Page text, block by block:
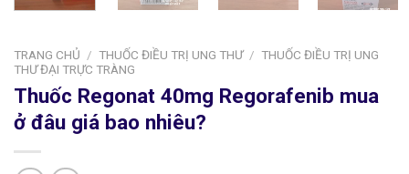
TRANG CHỦ / THUỐC ĐIỀU TRỊ UNG THƯ / THUỐC ĐIỀU TRỊ UNG
THƯ ĐẠI TRỰC TRÀNG
Thuốc Regonat 40mg Regorafenib mua
ở đâu giá bao nhiêu?